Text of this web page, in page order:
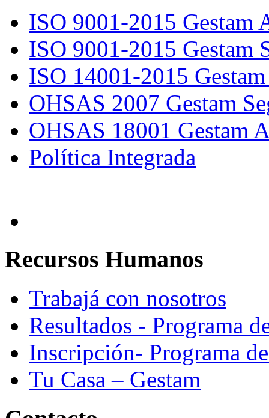
ISO 9001-2015 Gestam
ISO 9001-2015 Gestam
ISO 14001-2015
OHSAS 2007 Gestam
OHSAS 18001 Gestam
Política Integrada
Recursos Humanos
Trabajá con nosotros
Resultados - Programa
Inscripción- Programa
Tu Casa – Gestam